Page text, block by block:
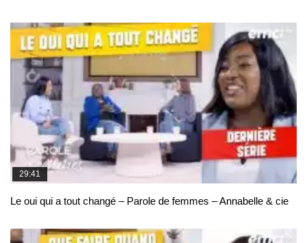
29:41
Le oui qui a tout changé – Parole de femmes – Annabelle & cie